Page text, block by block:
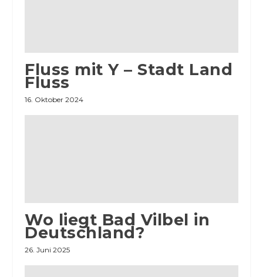
Fluss mit Y – Stadt Land
Fluss
16. Oktober 2024
Wo liegt Bad Vilbel in
Deutschland?
26. Juni 2025